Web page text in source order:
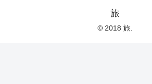
旅
© 2018 旅.